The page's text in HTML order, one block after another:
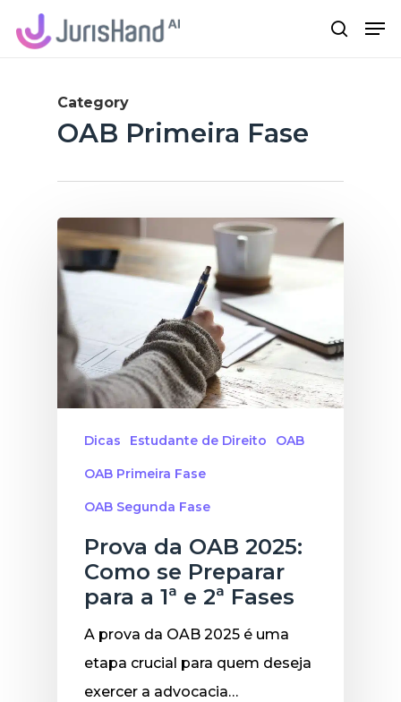
search
Category
OAB Primeira Fase
Dicas Estudante de Direito OAB
OAB Primeira Fase
OAB Segunda Fase
Prova da OAB 2025:
Como se Preparar
para a 1ª e 2ª Fases
A prova da OAB 2025 é uma
etapa crucial para quem deseja
exercer a advocacia…